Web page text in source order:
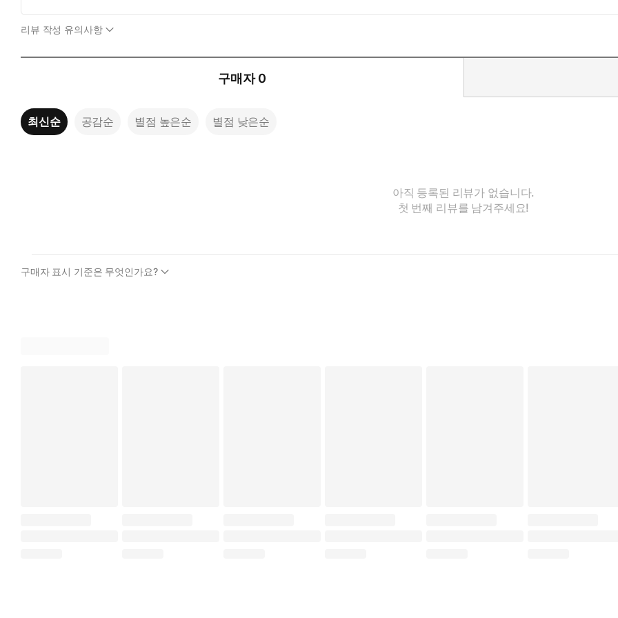
리뷰 작성 유의사항
구매자 0
최신순 공감순 별점 높은순 별점 낮은순
아직 등록된 리뷰가 없습니다.
첫 번째 리뷰를 남겨주세요!
구매자 표시 기준은 무엇인가요?